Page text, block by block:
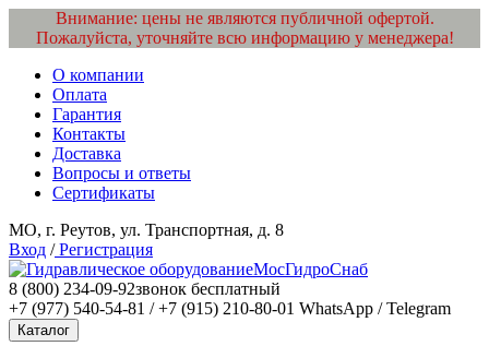
Внимание: цены не являются публичной офертой.
Пожалуйста, уточняйте всю информацию у менеджера!
О компании
Оплата
Гарантия
Контакты
Доставка
Вопросы и ответы
Сертификаты
МО, г. Реутов, ул. Транспортная, д. 8
Вход /Регистрация
МосГидроСнаб
8 (800) 234-09-92звонок бесплатный
+7 (977) 540-54-81 / +7 (915) 210-80-01 WhatsApp / Telegram
Каталог